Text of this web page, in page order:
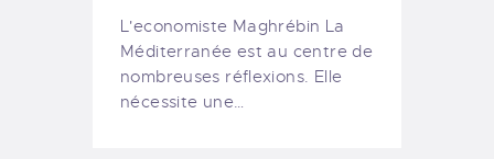
L'economiste Maghrébin La
Méditerranée est au centre de
nombreuses réflexions. Elle
nécessite une…